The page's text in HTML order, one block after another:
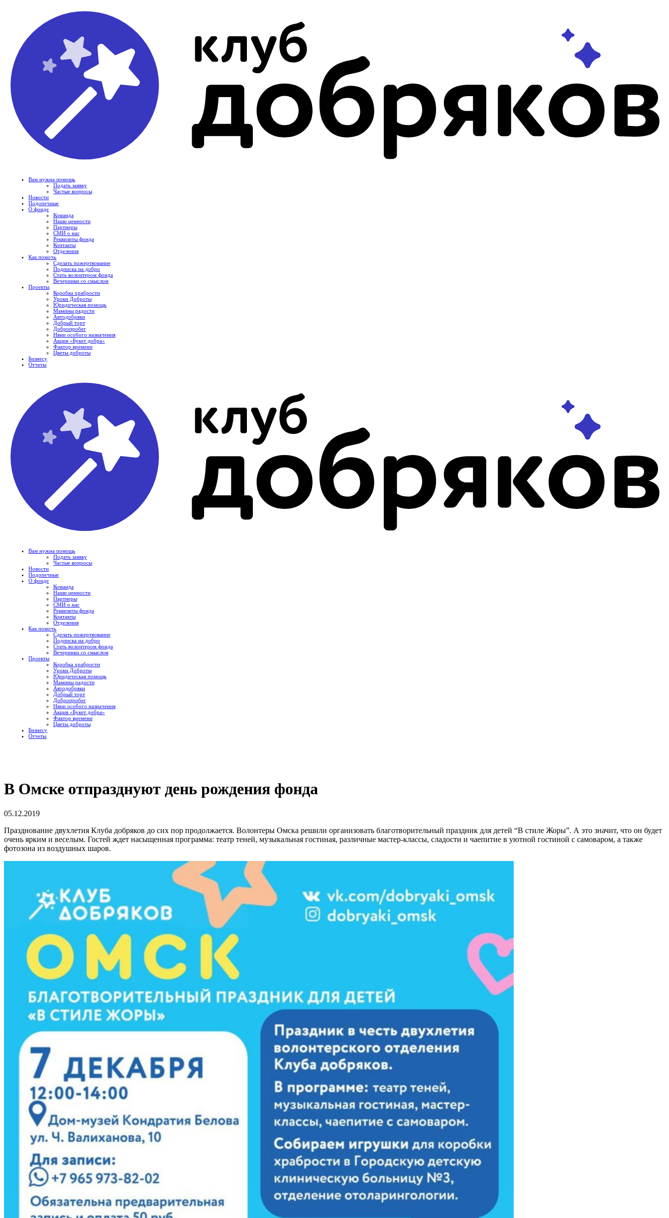
Вам нужна помощь
Подать заявку
Частые вопросы
Новости
Подопечные
О фонде
Команда
Наши ценности
Партнеры
СМИ о нас
Реквизиты фонда
Контакты
Отделения
Как помочь
Сделать пожертвование
Подписка на добро
Стать волонтером фонда
Вечеринки со смыслом
Проекты
Коробка храбрости
Уроки Доброты
Юридическая помощь
Мамины радости
Автодобряки
Добрый торт
Добропробег
Няни особого назначения
Акция «Букет добра»
Фактор времени
Цветы доброты
Бизнесу
Отчеты
Вам нужна помощь
Подать заявку
Частые вопросы
Новости
Подопечные
О фонде
Команда
Наши ценности
Партнеры
СМИ о нас
Реквизиты фонда
Контакты
Отделения
Как помочь
Сделать пожертвование
Подписка на добро
Стать волонтером фонда
Вечеринки со смыслом
Проекты
Коробка храбрости
Уроки Доброты
Юридическая помощь
Мамины радости
Автодобряки
Добрый торт
Добропробег
Няни особого назначения
Акция «Букет добра»
Фактор времени
Цветы доброты
Бизнесу
Отчеты
В Омске отпразднуют день рождения фонда
05.12.2019
Празднование двухлетия Клуба добряков до сих пор продолжается. Волонтеры Омска решили организовать благотворительный праздник для детей “В стиле Жоры”. А это значит, что он будет
очень ярким и веселым. Гостей ждет насыщенная программа: театр теней, музыкальная гостиная, различные мастер-классы, сладости и чаепитие в уютной гостиной с самоваром, а также
фотозона из воздушных шаров.